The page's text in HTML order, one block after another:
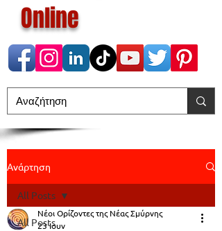
Online
Ανάρτηση
All Posts
All Posts
Νέοι Ορίζοντες της Νέας Σμύρνης
23 Ιουν